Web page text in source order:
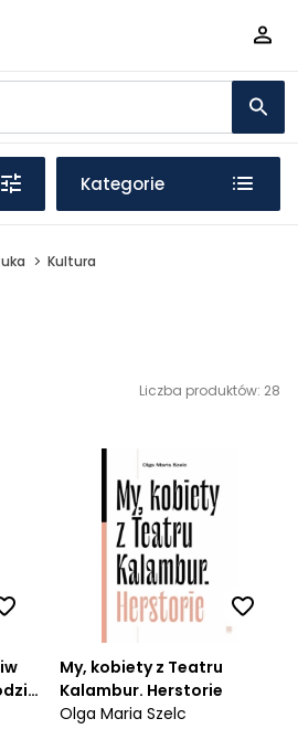
Kategorie
Kultura
Liczba produktów: 28
My, kobiety z Teatru
Kalambur. Herstorie
Olga Maria Szelc